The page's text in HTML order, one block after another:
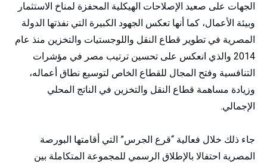
الجهات على صعيد الإصلاحات الهيكلية المحفزة لمناخ الاستثمار
وبيئة الأعمال، كما أنها تعكس الجهود الكبيرة التي نفذتها الدولة
المصرية في تطوير قطاع النقل واللوجستيات والتخزين منذ عام
2014 والذي انعكس على تحسين ترتيب مصر في مؤشرات
التنافسية وفتح المجال للقطاع الخاص لتوسيع نطاق أعماله،
وزيادة مساهمة قطاع النقل والتخزين في الناتج المحلي
الإجمالي.
جاء ذلك خلال فعالية “قرع الجرس” التي أقامتها البورصة
المصرية احتفالا بالإطلاق الرسمي للمجموعة المتكاملة بين